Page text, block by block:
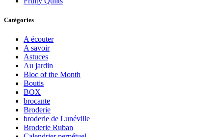
Catégories
A écouter
A savoir
Astuces
Au jardin
Bloc of the Month
Boutis
BOX
brocante
Broderie
broderie de Lunéville
Broderie Ruban